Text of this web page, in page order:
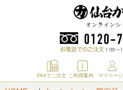
FAXでご注文 ご利用案内 マイページ